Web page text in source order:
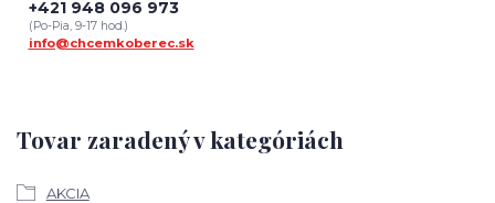
Tovar zaradený v kategóriách
AKCIA
+421 948 096 973
(Po-Pia, 9-17 hod.)
info@chcemkoberec.sk